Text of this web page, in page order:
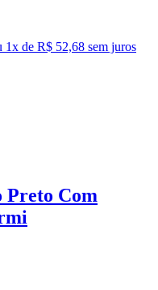
1x de R$ 52,68 sem juros
Com